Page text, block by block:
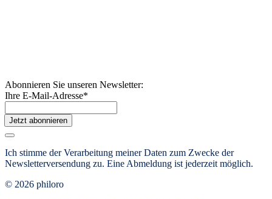
Abonnieren Sie unseren Newsletter:
Ihre E-Mail-Adresse*
Jetzt abonnieren
Ich stimme der Verarbeitung meiner Daten zum Zwecke der
Newsletterversendung zu. Eine Abmeldung ist jederzeit möglich.
© 2026 philoro